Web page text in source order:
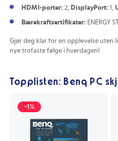
HDMI-porter: 2, DisplayPort: 1,
Bærekraftsertifikater: ENERGY
Gjør deg klar for en opplevelse uten
nye trofaste følge i hverdagen!
Topplisten: Benq PC
-1%